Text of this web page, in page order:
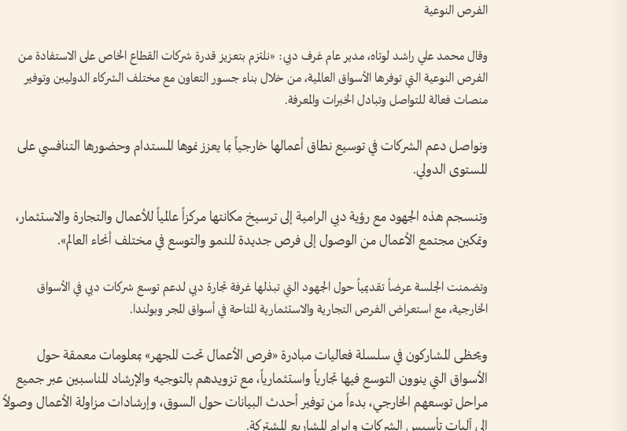
الفرص النوعية
وقال محمد علي راشد لوتاه، مدير عام غرف دبي: «نلتزم بتعزيز قدرة شركات القطاع الخاص على الاستفادة من
الفرص النوعية التي توفرها الأسواق العالمية، من خلال بناء جسور التعاون مع مختلف الشركاء الدوليين وتوفير
منصات فعالة للتواصل وتبادل الخبرات والمعرفة.
ونواصل دعم الشركات في توسيع نطاق أعمالها خارجياً بما يعزز نموها المستدام وحضورها التنافسي على
المستوى الدولي.
وتنسجم هذه الجهود مع رؤية دبي الرامية إلى ترسيخ مكانتها مركزاً عالمياً للأعمال والتجارة والاستثمار،
وتمكين مجتمع الأعمال من الوصول إلى فرص جديدة للنمو والتوسع في مختلف أنحاء العالم».
وتضمنت الجلسة عرضاً تقديمياً حول الجهود التي تبذلها غرفة تجارة دبي لدعم توسع شركات دبي في الأسواق
الخارجية، مع استعراض الفرص التجارية والاستثمارية المتاحة في أسواق المجر وبولندا.
ويحظى المشاركون في سلسلة فعاليات مبادرة «فرص الأعمال تحت المجهر» بمعلومات معمقة حول
الأسواق التي ينوون التوسع فيها تجارياً واستثمارياً، مع تزويدهم بالتوجيه والإرشاد المناسبين عبر جميع
مراحل توسعهم الخارجي، بدءاً من توفير أحدث البيانات حول السوق، وإرشادات مزاولة الأعمال وصولاً
إلى آليات تأسيس الشركات وإبرام المشاريع المشتركة.